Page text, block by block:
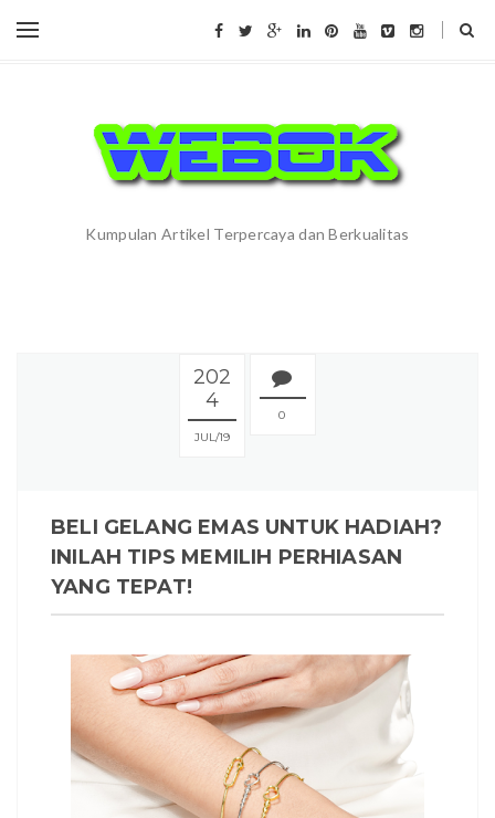
Kumpulan Artikel Terpercaya dan Berkualitas
202
4
JUL 19
0
BELI GELANG EMAS UNTUK HADIAH?
INILAH TIPS MEMILIH PERHIASAN
YANG TEPAT!